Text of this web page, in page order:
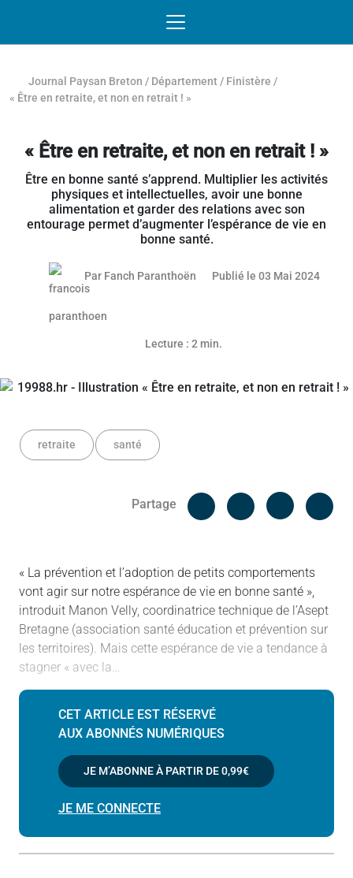
Journal Paysan Breton / Département / Finistère /
« Être en retraite, et non en retrait ! »
« Être en retraite, et non en retrait ! »
Être en bonne santé s’apprend. Multiplier les activités
physiques et intellectuelles, avoir une bonne
alimentation et garder des relations avec son
entourage permet d’augmenter l’espérance de vie en
bonne santé.
Article réservé aux abonnés
Par Fanch Paranthoën Publié le 03 Mai 202402
Lecture : 2 min.
retraite santé
Partage
Facebook
« La prévention et l’adoption de petits comportements
vont agir sur notre espérance de vie en bonne santé »,
introduit Manon Velly, coordinatrice technique de l’Asept
Bretagne (association santé éducation et prévention sur
les territoires). Mais cette espérance de vie a tendance à
stagner « avec la…
CET ARTICLE EST RÉSERVÉ
AUX ABONNÉS NUMÉRIQUES
JE M’ABONNE À PARTIR DE0,99€
JE ME CONNECTE